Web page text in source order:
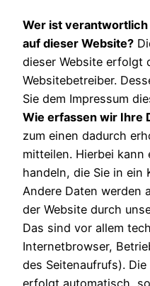
Wer ist
auf dieser Website?
dieser Website erfolgt
Websitebetreiber.
Sie dem Impressum
Wie erfassen wir Ihre
zum einen dadurch
mitteilen. Hierbei kann
handeln, die Sie in ein
Andere Daten werden
der Website durch
Das sind vor allem
Internetbrowser,
des Seitenaufrufs).
erfolgt automatisch,